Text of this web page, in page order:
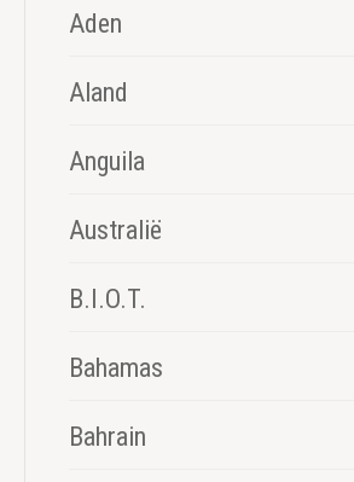
Aden
Aland
Anguila
Australië
B.I.O.T.
Bahamas
Bahrain